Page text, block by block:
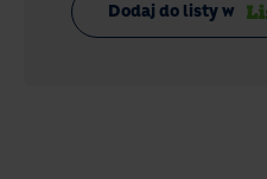
Dodaj do listy w